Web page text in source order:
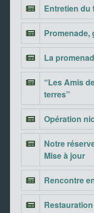
Entretien du
Promenade,
La
“Les Amis
terres”
Opération
Notre
Mise à jour
Rencontre